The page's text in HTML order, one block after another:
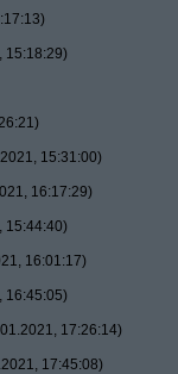
15:18:29)
15:31:00)
16:17:29)
15:44:40)
16:01:17)
16:45:05)
17:26:14)
17:45:08)